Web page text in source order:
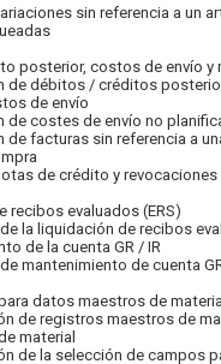
sin referencia a un
posterior, costos de envío y
de débitos / créditos
de envío
de costes de envío no
de facturas sin referencia a
de crédito y revocaciones
recibos evaluados (ERS)
la liquidación de recibos
de la cuenta GR / IR
mantenimiento de cuenta
datos maestros de material
de registros maestros de
material
de la selección de campos